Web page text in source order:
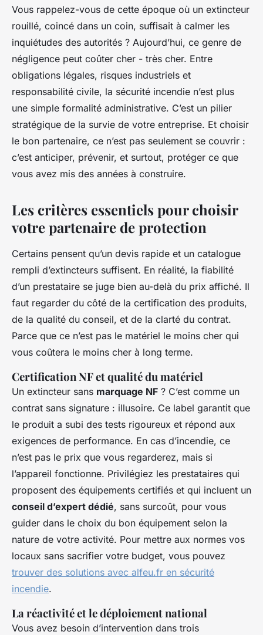
Choisir une entreprise
sécurité incendie : pourquoi
chaque détail compte
Nicet•06/04/2026 15:21•7 min de lecture
Vous rappelez-vous de cette époque où un extincteur
rouillé, coincé dans un coin, suffisait à calmer les
inquiétudes des autorités ? Aujourd’hui, ce genre de
négligence peut coûter cher - très cher. Entre
obligations légales, risques industriels et
responsabilité civile, la sécurité incendie n’est plus
une simple formalité administrative. C’est un pilier
stratégique de la survie de votre entreprise. Et choisir
le bon partenaire, ce n’est pas seulement se couvrir :
c’est anticiper, prévenir, et surtout, protéger ce que
vous avez mis des années à construire.
Les critères essentiels pour choisir
votre partenaire de protection
Certains pensent qu’un devis rapide et un catalogue
rempli d’extincteurs suffisent. En réalité, la fiabilité
d’un prestataire se juge bien au-delà du prix affiché. Il
faut regarder du côté de la certification des produits,
de la qualité du conseil, et de la clarté du contrat.
Parce que ce n’est pas le matériel le moins cher qui
vous coûtera le moins cher à long terme.
Certification NF et qualité du matériel
Un extincteur sans marquage NF ? C’est comme un
contrat sans signature : illusoire. Ce label garantit que
le produit a subi des tests rigoureux et répond aux
exigences de performance. En cas d’incendie, ce
n’est pas le prix que vous regarderez, mais si
l’appareil fonctionne. Privilégiez les prestataires qui
proposent des équipements certifiés et qui incluent un
conseil d’expert dédié, sans surcoût, pour vous
guider dans le choix du bon équipement selon la
nature de votre activité. Pour mettre aux normes vos
locaux sans sacrifier votre budget, vous pouvez
trouver des solutions avec alfeu.fr en sécurité
incendie.
La réactivité et le déploiement national
Vous avez besoin d’intervention dans trois